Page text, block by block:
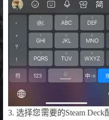
3. 选择您需要的Steam